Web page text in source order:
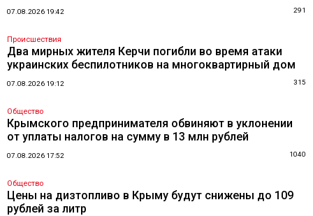
07.08.2026 19:42 291
Происшествия
Два мирных жителя Керчи погибли во время атаки
украинских беспилотников на многоквартирный дом
07.08.2026 19:12 315
Общество
Крымского предпринимателя обвиняют в уклонении
от уплаты налогов на сумму в 13 млн рублей
07.08.2026 17:52 1040
Общество
Цены на дизтопливо в Крыму будут снижены до 109
рублей за литр